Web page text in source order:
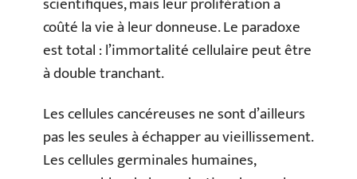
coûté la vie à leur donneuse. Le paradoxe
est total : l’immortalité cellulaire peut être
à double tranchant.
Les cellules cancéreuses ne sont d’ailleurs
pas les seules à échapper au vieillissement.
Les cellules germinales humaines,